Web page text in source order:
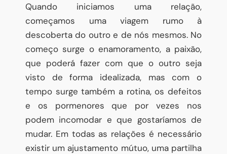
Quando iniciamos uma relação,
começamos uma viagem rumo à
descoberta do outro e de nós mesmos. No
começo surge o enamoramento, a paixão,
que poderá fazer com que o outro seja
visto de forma idealizada, mas com o
tempo surge também a rotina, os defeitos
e os pormenores que por vezes nos
podem incomodar e que gostaríamos de
mudar. Em todas as relações é necessário
existir um ajustamento mútuo, uma partilha